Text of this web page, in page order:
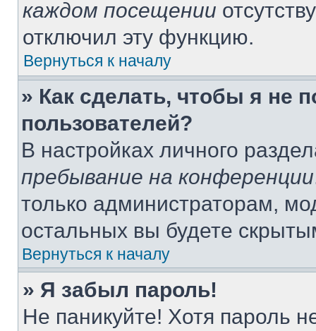
каждом посещении
отключил эту функцию.
Вернуться к началу
» Как сделать, чтобы я не
пользователей?
В настройках личного
пребывание на конференции
только администраторам,
остальных вы будете
Вернуться к началу
» Я забыл пароль!
Не паникуйте! Хотя пароль